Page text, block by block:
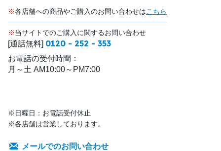
※各店舗への商品やご購入のお問い合わせはこちら
※当サイトでのご購入に関するお問い合わせ
[通話無料] 0120 - 252 - 353
お電話の受付時間：
月～土 AM10:00～PM7:00
※日曜日：お電話受付休止
※各店舗は営業しております。
メールでのお問い合わせ